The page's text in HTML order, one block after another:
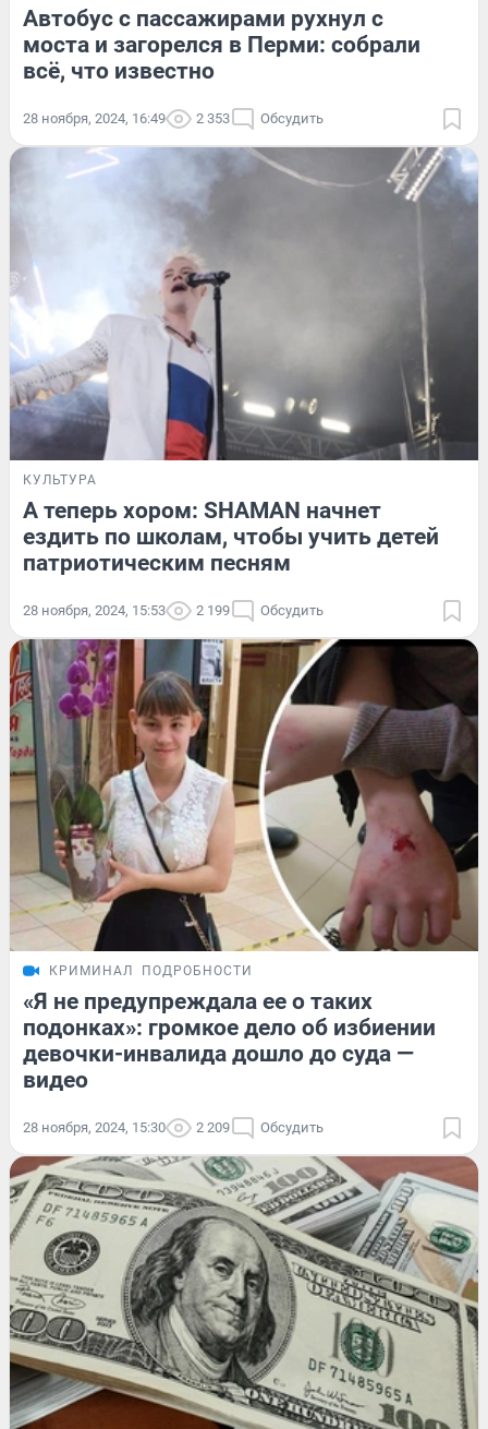
Автобус с пассажирами рухнул с
моста и загорелся в Перми: собрали
всё, что известно
28 ноября, 2024, 16:49 2 353 Обсудить
КУЛЬТУРА
А теперь хором: SHAMAN начнет
ездить по школам, чтобы учить детей
патриотическим песням
28 ноября, 2024, 15:53 2 199 Обсудить
КРИМИНАЛ ПОДРОБНОСТИ
«Я не предупреждала ее о таких
подонках»: громкое дело об избиении
девочки-инвалида дошло до суда —
видео
28 ноября, 2024, 15:30 2 209 Обсудить